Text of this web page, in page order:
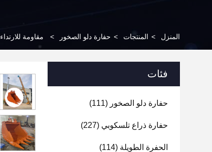
المنزل > المنتجات > حفارة دلو الصخور > مقاومة للارتداء Q355B حفر الدلو الصخري للثعابين كوماتسو فولفو للدبل التلسكوبي
فئات
حفارة دلو الصخور (111)
حفارة ذراع تلسكوبي (227)
الحفرة الطويلة (114)